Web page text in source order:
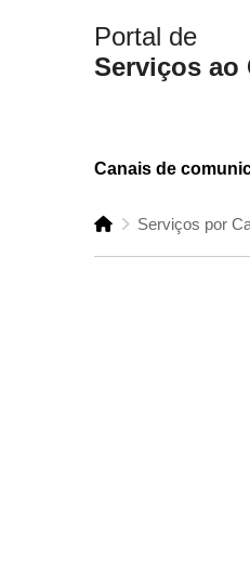
Portal de
Serviços ao
Canais de
Serviços por